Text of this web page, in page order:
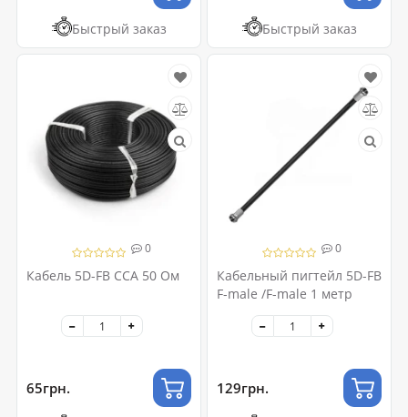
Быстрый заказ Быстрый заказ
0
Кабель 5D-FB CCA 50 Ом
65грн.
0
Кабельный пигтейл 5D-FB
F-male /F-male 1 метр
129грн.